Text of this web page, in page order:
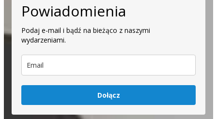
Powiadomienia
Podaj e-mail i bądź na bieżąco z naszymi
wydarzeniami.
Dołącz